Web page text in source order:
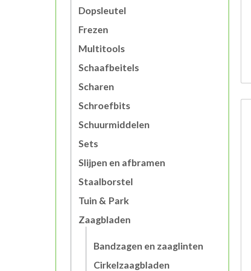
Dopsleutel
Frezen
Multitools
Schaafbeitels
Scharen
Schroefbits
Schuurmiddelen
Sets
Slijpen en afbramen
Staalborstel
Tuin & Park
Zaagbladen
Bandzagen en zaaglinten
Cirkelzaagbladen